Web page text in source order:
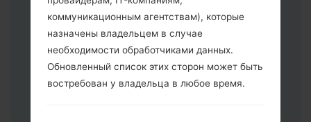
CSC _ ***: "Country & Region & Operator"
HOME_CSC _ ***: "Country & Region &
Operator"
Добавьте все файлы в программу Odin
3.
Если вы хотите прошить телефон и
коммуникационным агентствам), которые
назначены владельцем в случае
необходимости обработчиками данных.
Обновленный список этих сторон может быть
востребован у владельца в любое время.